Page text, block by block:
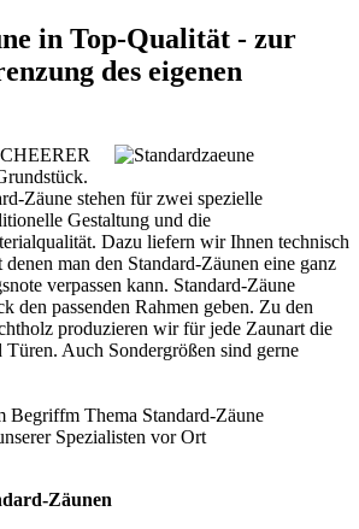
in Top-Qualität - zur
des eigenen
Zäune stehen für zwei spezielle
Gestaltung und die
Dazu liefern wir Ihnen technisch
man den Standard-Zäunen eine ganz
verpassen kann. Standard-Zäune
den passenden Rahmen geben. Zu den
produzieren wir für jede Zaunart die
Türen. Auch Sondergrößen sind gerne
Begriffm Thema Standard-Zäune
Spezialisten vor Ort
Zäunen